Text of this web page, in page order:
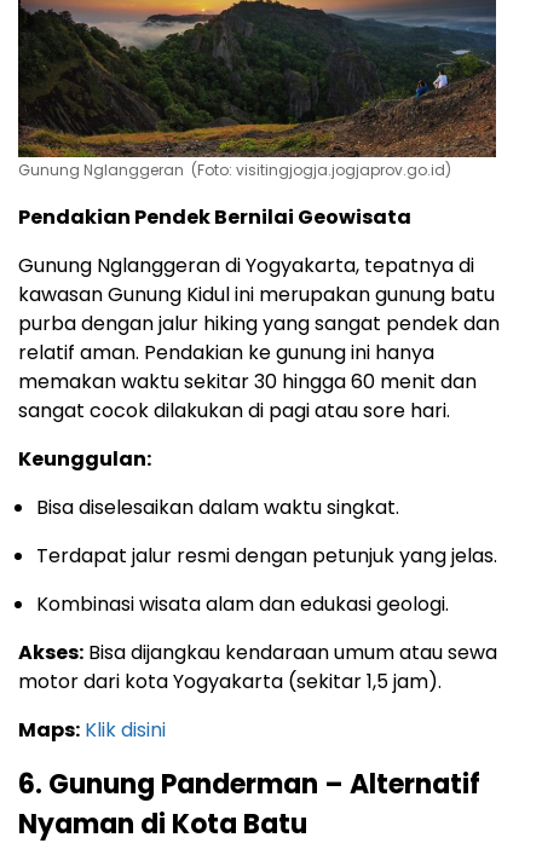
Gunung Nglanggeran (Foto: visitingjogja.jogjaprov.go.id)
Pendakian Pendek Bernilai Geowisata
Gunung Nglanggeran di Yogyakarta, tepatnya di
kawasan Gunung Kidul ini merupakan gunung batu
purba dengan jalur hiking yang sangat pendek dan
relatif aman. Pendakian ke gunung ini hanya
memakan waktu sekitar 30 hingga 60 menit dan
sangat cocok dilakukan di pagi atau sore hari.
Keunggulan:
Bisa diselesaikan dalam waktu singkat.
Terdapat jalur resmi dengan petunjuk yang jelas.
Kombinasi wisata alam dan edukasi geologi.
Akses: Bisa dijangkau kendaraan umum atau sewa
motor dari kota Yogyakarta (sekitar 1,5 jam).
Maps: Klik disini
6. Gunung Panderman – Alternatif
Nyaman di Kota Batu